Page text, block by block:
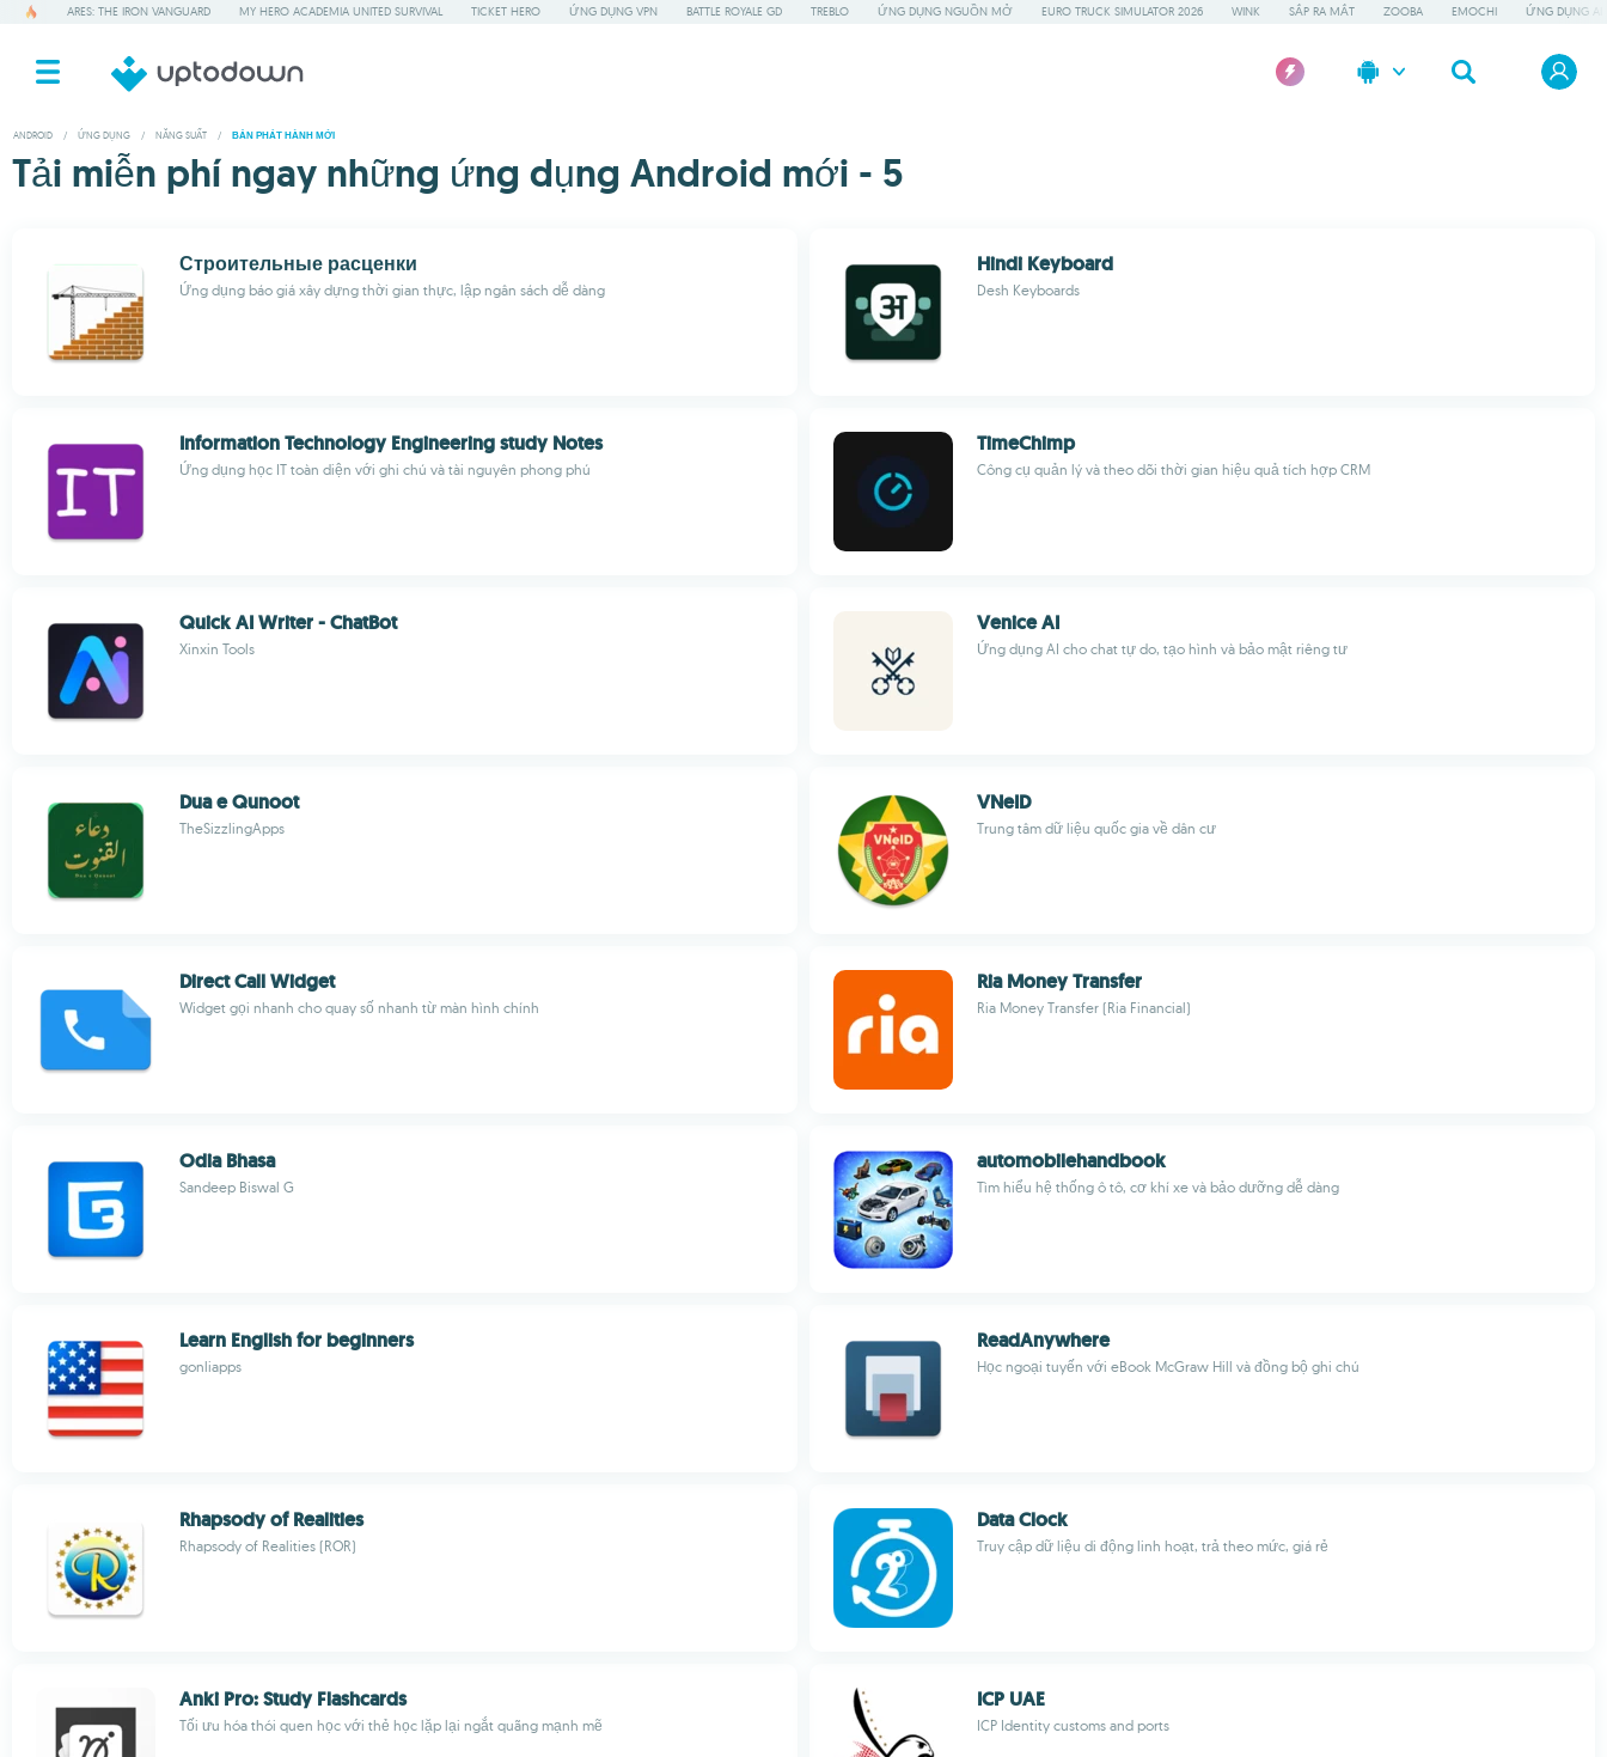
ARES: THE IRON VANGUARD MY HERO ACADEMIA UNITED SURVIVAL TICKET HERO ỨNG DỤNG VPN BATTLE ROYALE GD TREBLO ỨNG DỤNG NGUỒN MỞ EURO TRUCK SIMULATOR 2026 WINK SẮP RA MẮT ZOOBA EMOCHI ỨNG DỤNG AI
ANDROID / ỨNG DỤNG / NĂNG SUẤT / BẢN PHÁT HÀNH MỚI
Tải miễn phí ngay những ứng dụng Android mới - 5
Строительные расценки
Ứng dụng báo giá xây dựng thời gian thực, lập ngân sách dễ dàng
Hindi Keyboard
Desh Keyboards
Information Technology Engineering study Notes
Ứng dụng học IT toàn diện với ghi chú và tài nguyên phong phú
TimeChimp
Công cụ quản lý và theo dõi thời gian hiệu quả tích hợp CRM
Quick AI Writer - ChatBot
Xinxin Tools
Venice AI
Ứng dụng AI cho chat tự do, tạo hình và bảo mật riêng tư
Dua e Qunoot
TheSizzlingApps
VNeID
Trung tâm dữ liệu quốc gia về dân cư
Direct Call Widget
Widget gọi nhanh cho quay số nhanh từ màn hình chính
Ria Money Transfer
Ria Money Transfer (Ria Financial)
Odia Bhasa
Sandeep Biswal G
automobilehandbook
Tìm hiểu hệ thống ô tô, cơ khí xe và bảo dưỡng dễ dàng
Learn English for beginners
gonliapps
ReadAnywhere
Học ngoại tuyến với eBook McGraw Hill và đồng bộ ghi chú
Rhapsody of Realities
Rhapsody of Realities (ROR)
Data Clock
Truy cập dữ liệu di động linh hoạt, trả theo mức, giá rẻ
Anki Pro: Study Flashcards
Tối ưu hóa thói quen học với thẻ học lặp lại ngắt quãng mạnh mẽ
ICP UAE
ICP Identity customs and ports